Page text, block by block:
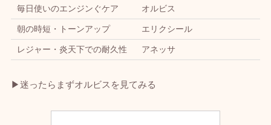
毎日使いのエンジンぐケア オルビス
朝の時短・トーンアップ エリクシール
レジャー・炎天下での耐久性 アネッサ
▶迷ったらまずオルビスを見てみる